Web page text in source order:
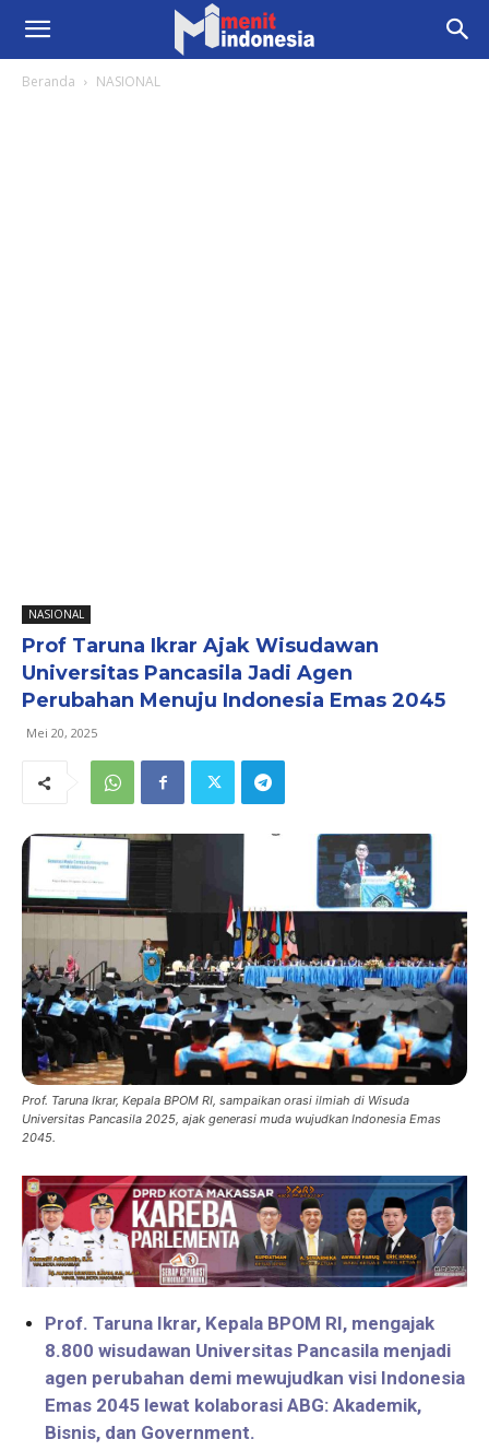
Beranda NASIONAL
NASIONAL
Prof Taruna Ikrar Ajak Wisudawan
Universitas Pancasila Jadi Agen
Perubahan Menuju Indonesia Emas 2045
Mei 20, 2025
Prof. Taruna Ikrar, Kepala BPOM RI, sampaikan orasi ilmiah di Wisuda
Universitas Pancasila 2025, ajak generasi muda wujudkan Indonesia Emas
2045.
Prof. Taruna Ikrar, Kepala BPOM RI, mengajak
8.800 wisudawan Universitas Pancasila menjadi
agen perubahan demi mewujudkan visi Indonesia
Emas 2045 lewat kolaborasi ABG: Akademik,
Bisnis, dan Government.